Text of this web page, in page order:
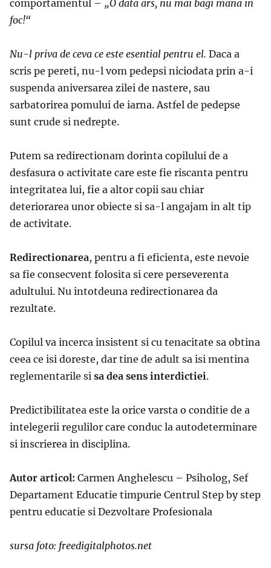
comportamentul – „O data ars, nu mai bagi mana in
foc!“
Nu-l priva de ceva ce este esential pentru el. Daca a
scris pe pereti, nu-l vom pedepsi niciodata prin a-i
suspenda aniversarea zilei de nastere, sau
sarbatorirea pomului de iarna. Astfel de pedepse
sunt crude si nedrepte.
Putem sa redirectionam dorinta copilului de a
desfasura o activitate care este fie riscanta pentru
integritatea lui, fie a altor copii sau chiar
deteriorarea unor obiecte si sa-l angajam in alt tip
de activitate.
Redirectionarea, pentru a fi eficienta, este nevoie
sa fie consecvent folosita si cere perseverenta
adultului. Nu intotdeuna redirectionarea da
rezultate.
Copilul va incerca insistent si cu tenacitate sa obtina
ceea ce isi doreste, dar tine de adult sa isi mentina
reglementarile si sa dea sens interdictiei.
Predictibilitatea este la orice varsta o conditie de a
intelegerii regulilor care conduc la autodeterminare
si inscrierea in disciplina.
Autor articol: Carmen Anghelescu – Psiholog, Sef
Departament Educatie timpurie Centrul Step by step
pentru educatie si Dezvoltare Profesionala
sursa foto: freedigitalphotos.net